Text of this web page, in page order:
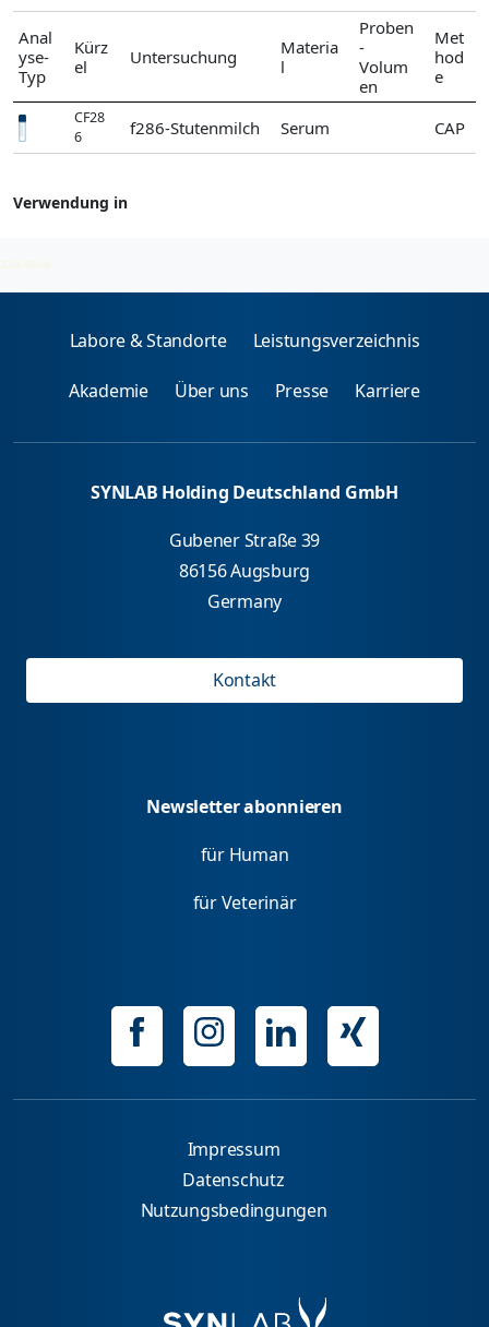
Anal
yse-
Typ
Kürz
el
Untersuchung
Materia
l
Proben
-
Volum
en
Met
hod
e
CF28
6
f286-Stutenmilch Serum CAP
Verwendung in
2026-08-08
Labore & Standorte Leistungsverzeichnis
Akademie Über uns Presse Karriere
SYNLAB Holding Deutschland GmbH
Gubener Straße 39
86156 Augsburg
Germany
Kontakt
Newsletter abonnieren
für Human
für Veterinär
Impressum
Datenschutz
Nutzungsbedingungen